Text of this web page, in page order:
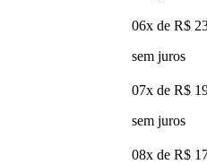
06x de R$
sem juros
07x de R$
sem juros
08x de R$